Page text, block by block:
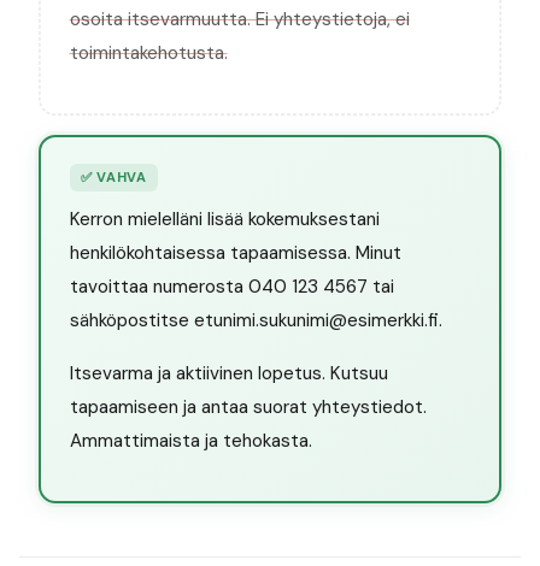
osoita itsevarmuutta. Ei yhteystietoja, ei
toimintakehotusta.
✅VAHVA
Kerron mielelläni lisää kokemuksestani
henkilökohtaisessa tapaamisessa. Minut
tavoittaa numerosta 040 123 4567 tai
sähköpostitse etunimi.sukunimi@esimerkki.fi.
Itsevarma ja aktiivinen lopetus. Kutsuu
tapaamiseen ja antaa suorat yhteystiedot.
Ammattimaista ja tehokasta.